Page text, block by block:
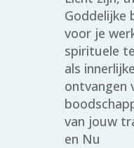
Goddelijke
voor je
spirituele
als
ontvangen
van jouw
en Nu